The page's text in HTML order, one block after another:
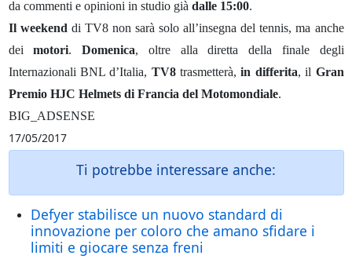
da commenti e opinioni in studio già dalle 15:00.
Il weekend di TV8 non sarà solo all’insegna del tennis, ma anche
deimotori. Domenica, oltre alla diretta della finale degli
Internazionali BNL d’Italia, TV8trasmetterà,in differita, il Gran
Premio HJC Helmets di Francia del Motomondiale.
BIG_ADSENSE
17/05/2017
Ti potrebbe interessare anche:
Defyer stabilisce un nuovo standard di
innovazione per coloro che amano sfidare i
limiti e giocare senza freni